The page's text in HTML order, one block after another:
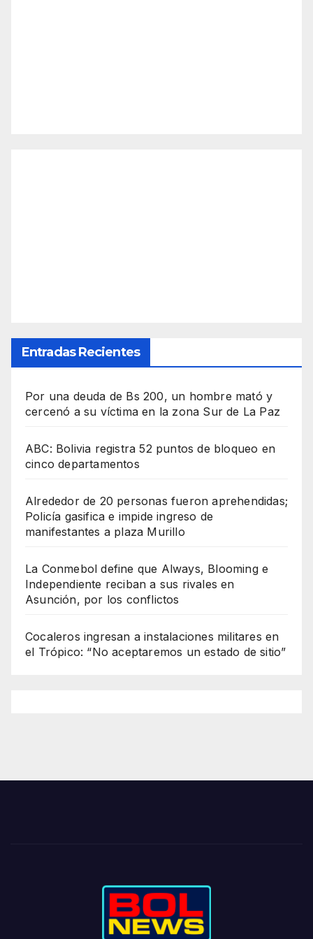
Entradas Recientes
Por una deuda de Bs 200, un hombre mató y
cercenó a su víctima en la zona Sur de La Paz
ABC: Bolivia registra 52 puntos de bloqueo en
cinco departamentos
Alrededor de 20 personas fueron aprehendidas;
Policía gasifica e impide ingreso de
manifestantes a plaza Murillo
La Conmebol define que Always, Blooming e
Independiente reciban a sus rivales en
Asunción, por los conflictos
Cocaleros ingresan a instalaciones militares en
el Trópico: “No aceptaremos un estado de sitio”